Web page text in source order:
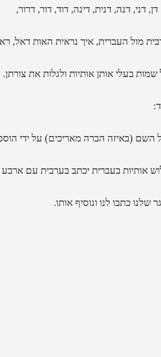
דנה, דנית, דינה, דוד, דור, דרור,
מול העברית, איך נראית האות דאל,
בעלי אותן אותיות ולגלות את צורתן.
(באיזה הברה מאריכים) על ידי
אותיות בעברית יכתב בערבית עם
כתבו לנו ונוסיף אותו.